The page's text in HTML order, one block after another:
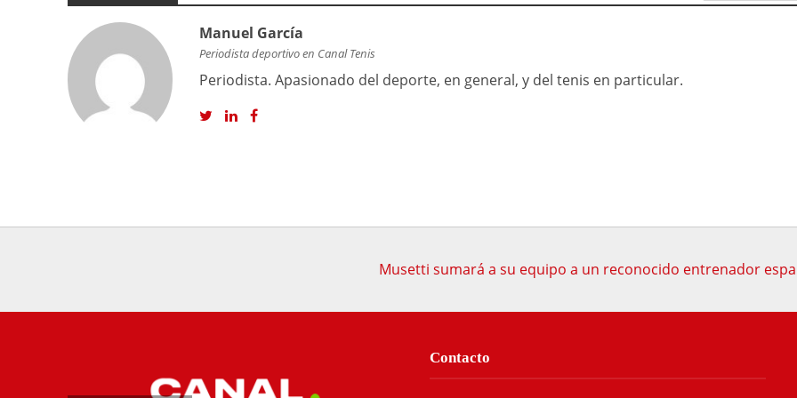
Manuel García
Periodista deportivo en Canal Tenis
Periodista. Apasionado del deporte, en general, y del tenis en particular.
Musetti sumará a su equipo a un reconocido entrenador
Contacto